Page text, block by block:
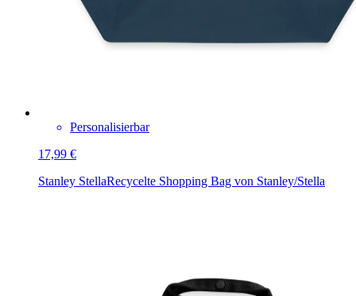
Personalisierbar
17,99 €
Stanley StellaRecycelte Shopping Bag von Stanley/Stella